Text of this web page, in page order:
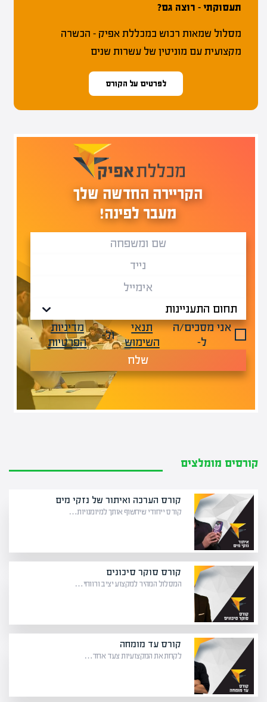
תעסוקתי – רוצה גם?
מסלול שמאות רכוש במכללת אפיק – הכשרה
מקצועית עם מוניטין של עשרות שנים
לפרטים על הקורס
הקריירה החדשה שלך
מעבר לפינה!
אני מסכים/ה
ל-
תנאי
השימוש
ול-
מדיניות
הפרטיות
.
שלח
קורסים מומלצים
קורס הערכה ואיתור של נזקי מים
קורס ייחודי שיחשוף אותך למיומנויות…
קורס סוקר סיכונים
המסלול המהיר למקצוע יציב ורווחי…
קורס עד מומחה
לקחת את המקצועיות צעד אחד…